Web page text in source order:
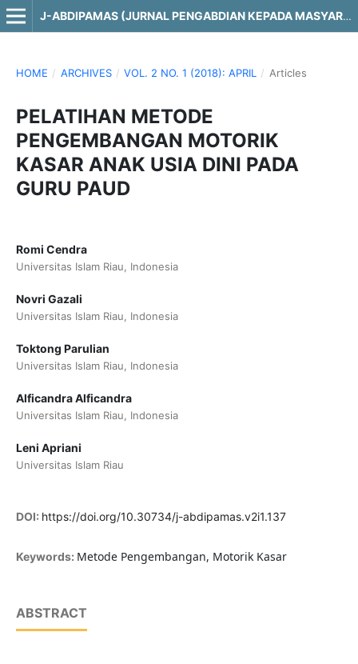
J-ABDIPAMAS (JURNAL PENGABDIAN KEPADA MASYARAKAT)
HOME / ARCHIVES / VOL. 2 NO. 1 (2018): APRIL / Articles
PELATIHAN METODE
PENGEMBANGAN MOTORIK
KASAR ANAK USIA DINI PADA
GURU PAUD
Romi Cendra
Universitas Islam Riau, Indonesia
Novri Gazali
Universitas Islam Riau, Indonesia
Toktong Parulian
Universitas Islam Riau, Indonesia
Alficandra Alficandra
Universitas Islam Riau, Indonesia
Leni Apriani
Universitas Islam Riau
DOI: https://doi.org/10.30734/j-abdipamas.v2i1.137
Keywords: Metode Pengembangan, Motorik Kasar
ABSTRACT